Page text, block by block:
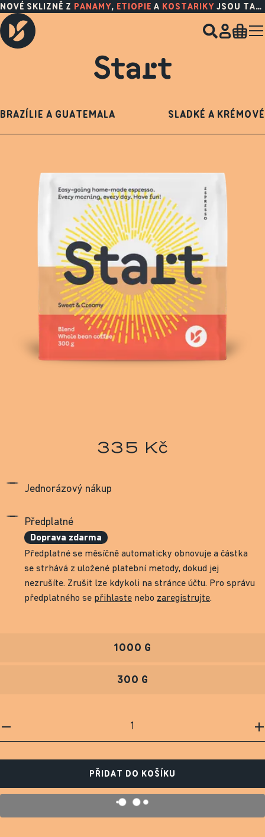
NOVÉ SKLIZNĚ Z PANAMY, ETIOPIE A KOSTARIKY JSOU TADY!
Start
BRAZÍLIE A GUATEMALA SLADKÉ A KRÉMOVÉ
335 Kč
Jednorázový nákup
Předplatné
Doprava zdarma
Předplatné se měsíčně automaticky obnovuje a částka
se strhává z uložené platební metody, dokud jej
nezrušíte. Zrušit lze kdykoli na stránce účtu. Pro správu
předplatného se přihlaste nebo zaregistrujte.
1000 G
300 G
PŘIDAT DO KOŠÍKU